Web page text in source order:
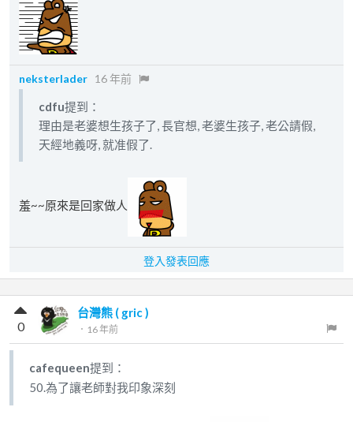
neksterlader 16 年前
cdfu提到：
理由是老婆想生孩子了, 長官想, 老婆生孩子, 老公請假,
天經地義呀, 就准假了.
羞~~原來是回家做人
登入發表回應
台灣熊 ( gric )
． 16 年前
0
cafequeen提到：
50.為了讓老師對我印象深刻